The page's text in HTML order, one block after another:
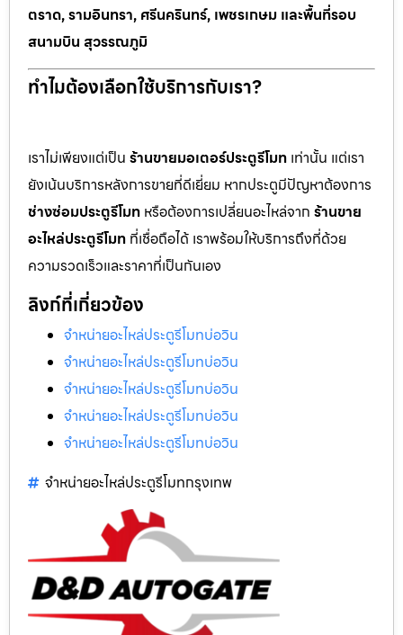
ตราด, รามอินทรา, ศรีนครินทร์, เพชรเกษม และพื้นที่รอบ
สนามบิน สุวรรณภูมิ
ทำไมต้องเลือกใช้บริการกับเรา?
เราไม่เพียงแต่เป็น ร้านขายมอเตอร์ประตูรีโมท เท่านั้น แต่เรา
ยังเน้นบริการหลังการขายที่ดีเยี่ยม หากประตูมีปัญหาต้องการ
ช่างซ่อมประตูรีโมท หรือต้องการเปลี่ยนอะไหล่จาก ร้านขาย
อะไหล่ประตูรีโมท ที่เชื่อถือได้ เราพร้อมให้บริการถึงที่ด้วย
ความรวดเร็วและราคาที่เป็นกันเอง
ลิงก์ที่เกี่ยวข้อง
จำหน่ายอะไหล่ประตูรีโมทบ่อวิน
จำหน่ายอะไหล่ประตูรีโมทบ่อวิน
จำหน่ายอะไหล่ประตูรีโมทบ่อวิน
จำหน่ายอะไหล่ประตูรีโมทบ่อวิน
จำหน่ายอะไหล่ประตูรีโมทบ่อวิน
จำหน่ายอะไหล่ประตูรีโมทกรุงเทพ